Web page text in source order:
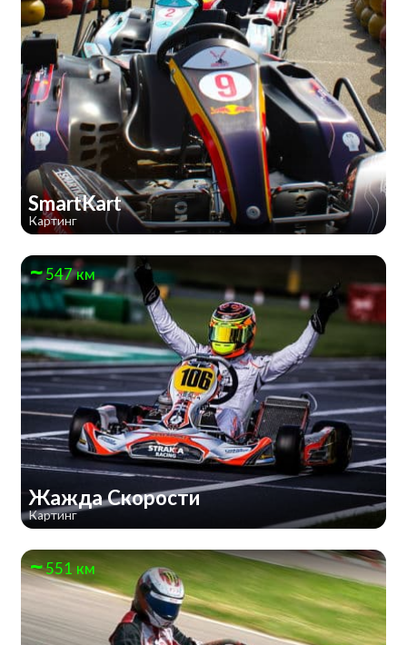
SmartKart
Картинг
547 км
Жажда Скорости
Картинг
551 км